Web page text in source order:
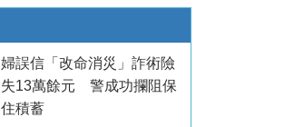
婦誤信「改命消災」詐術險
失13萬餘元 警成功攔阻保
住積蓄